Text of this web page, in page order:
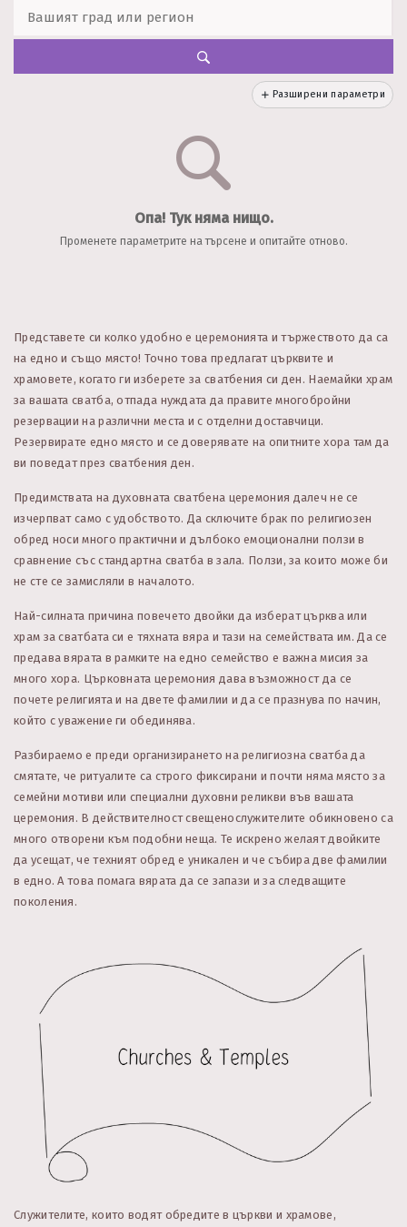
Разширени параметри
Опа! Тук няма нищо.
Променете параметрите на търсене и опитайте отново.
Представете си колко удобно е церемонията и тържеството да са
на едно и също място! Точно това предлагат църквите и
храмовете, когато ги изберете за сватбения си ден. Наемайки храм
за вашата сватба, отпада нуждата да правите многобройни
резервации на различни места и с отделни доставчици.
Резервирате едно място и се доверявате на опитните хора там да
ви поведат през сватбения ден.
Предимствата на духовната сватбена церемония далеч не се
изчерпват само с удобството. Да сключите брак по религиозен
обред носи много практични и дълбоко емоционални ползи в
сравнение със стандартна сватба в зала. Ползи, за които може би
не сте се замисляли в началото.
Най-силната причина повечето двойки да изберат църква или
храм за сватбата си е тяхната вяра и тази на семействата им. Да се
предава вярата в рамките на едно семейство е важна мисия за
много хора. Църковната церемония дава възможност да се
почете религията и на двете фамилии и да се празнува по начин,
който с уважение ги обединява.
Разбираемо е преди организирането на религиозна сватба да
смятате, че ритуалите са строго фиксирани и почти няма място за
семейни мотиви или специални духовни реликви във вашата
церемония. В действителност свещенослужителите обикновено са
много отворени към подобни неща. Те искрено желаят двойките
да усещат, че техният обред е уникален и че събира две фамилии
в едно. А това помага вярата да се запази и за следващите
поколения.
Служителите, които водят обредите в църкви и храмове,